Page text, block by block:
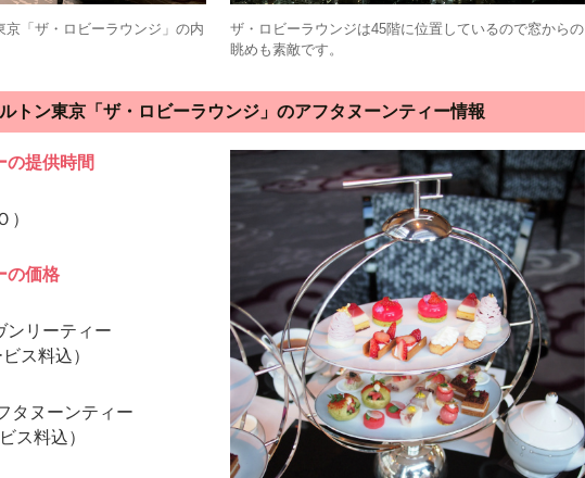
「ザ・ロビーラウンジ」の内
ザ・ロビーラウンジは45階に位置しているので窓からの
眺めも素敵です。
トン東京「ザ・ロビーラウンジ」のアフタヌーンティー情報
の提供時間
）
の価格
ンリーティー
ス料込）
タヌーンティー
ス料込）